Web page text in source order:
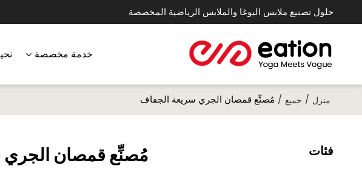
حلول تصنيع ملابس اليوغا والملابس الرياضية المخصصة
خدمة مخصصة
منزل / جميع / مُصنِّع قمصان الجري سريعة الجفاف
مُصنِّع قمصان الجري فئات